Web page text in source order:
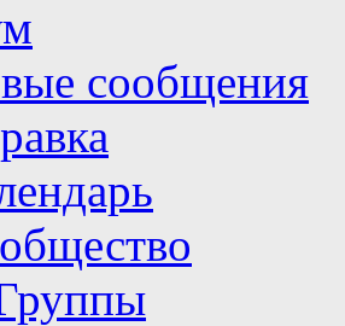
сообщения